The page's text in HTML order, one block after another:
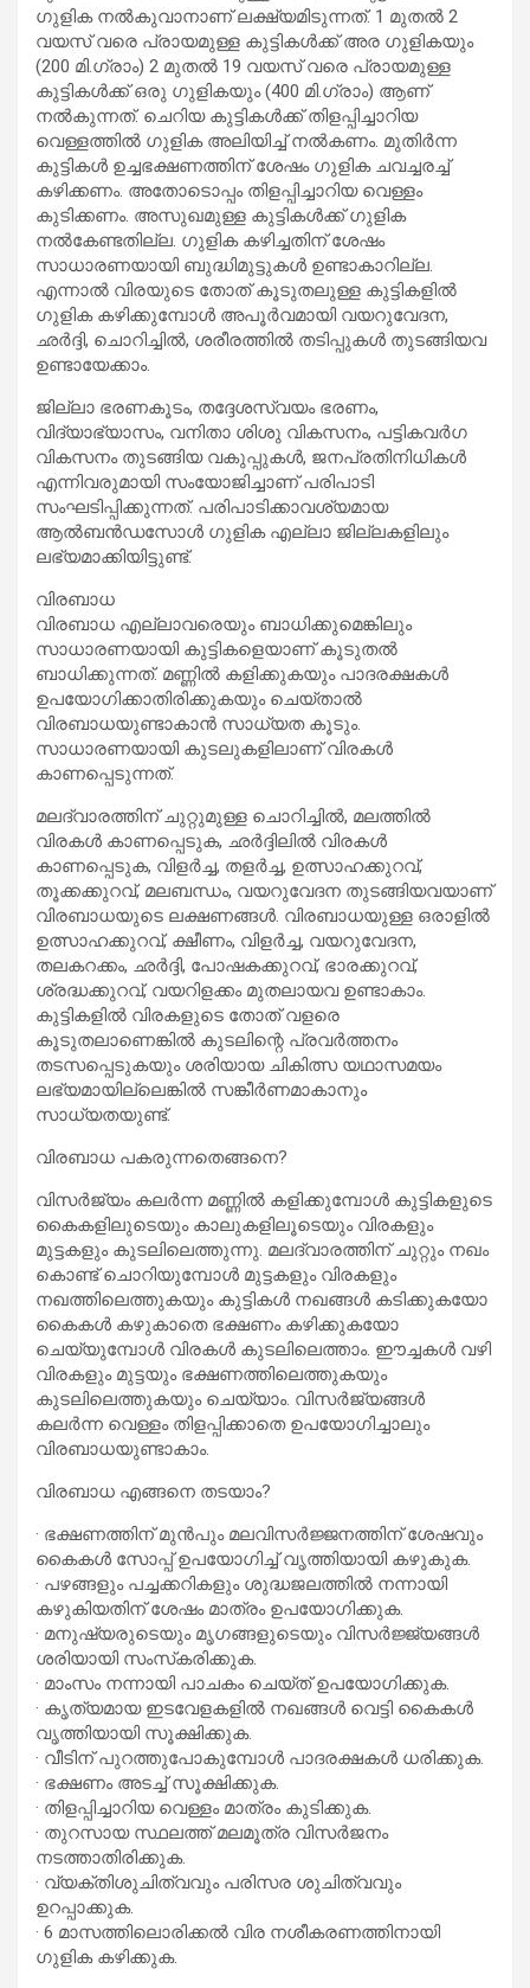
ഗുളിക നല്‍കുവാനാണ് ലക്ഷ്യമിടുന്നത്. 1 മുതല്‍ 2
വയസ് വരെ പ്രായമുള്ള കുട്ടികള്‍ക്ക് അര ഗുളികയും
(200 മി.ഗ്രാം) 2 മുതല്‍ 19 വയസ് വരെ പ്രായമുള്ള
കുട്ടികള്‍ക്ക് ഒരു ഗുളികയും (400 മി.ഗ്രാം) ആണ്
നല്‍കുന്നത്. ചെറിയ കുട്ടികള്‍ക്ക് തിളപ്പിച്ചാറിയ
വെള്ളത്തില്‍ ഗുളിക അലിയിച്ച് നല്‍കണം. മുതിര്‍ന്ന
കുട്ടികള്‍ ഉച്ചഭക്ഷണത്തിന് ശേഷം ഗുളിക ചവച്ചരച്ച്
കഴിക്കണം. അതോടൊപ്പം തിളപ്പിച്ചാറിയ വെള്ളം
കുടിക്കണം. അസുഖമുള്ള കുട്ടികള്‍ക്ക് ഗുളിക
നല്‍കേണ്ടതില്ല. ഗുളിക കഴിച്ചതിന് ശേഷം
സാധാരണയായി ബുദ്ധിമുട്ടുകള്‍ ഉണ്ടാകാറില്ല.
എന്നാല്‍ വിരയുടെ തോത് കൂടുതലുള്ള കുട്ടികളില്‍
ഗുളിക കഴിക്കുമ്പോള്‍ അപൂര്‍വമായി വയറുവേദന,
ഛര്‍ദ്ദി, ചൊറിച്ചില്‍, ശരീരത്തില്‍ തടിപ്പുകള്‍ തുടങ്ങിയവ
ഉണ്ടായേക്കാം.
ജില്ലാ ഭരണകൂടം, തദ്ദേശസ്വയം ഭരണം,
വിദ്യാഭ്യാസം, വനിതാ ശിശു വികസനം, പട്ടികവര്‍ഗ
വികസനം തുടങ്ങിയ വകുപ്പുകള്‍, ജനപ്രതിനിധികള്‍
എന്നിവരുമായി സംയോജിച്ചാണ് പരിപാടി
സംഘടിപ്പിക്കുന്നത്. പരിപാടിക്കാവശ്യമായ
ആല്‍ബന്‍ഡസോള്‍ ഗുളിക എല്ലാ ജില്ലകളിലും
ലഭ്യമാക്കിയിട്ടുണ്ട്.
വിരബാധ
വിരബാധ എല്ലാവരെയും ബാധിക്കുമെങ്കിലും
സാധാരണയായി കുട്ടികളെയാണ് കൂടുതല്‍
ബാധിക്കുന്നത്. മണ്ണില്‍ കളിക്കുകയും പാദരക്ഷകള്‍
ഉപയോഗിക്കാതിരിക്കുകയും ചെയ്താല്‍
വിരബാധയുണ്ടാകാന്‍ സാധ്യത കൂടും.
സാധാരണയായി കുടലുകളിലാണ് വിരകള്‍
കാണപ്പെടുന്നത്.
മലദ്വാരത്തിന് ചുറ്റുമുള്ള ചൊറിച്ചില്‍, മലത്തില്‍
വിരകള്‍ കാണപ്പെടുക, ഛര്‍ദ്ദിലില്‍ വിരകള്‍
കാണപ്പെടുക, വിളര്‍ച്ച, തളര്‍ച്ച, ഉത്സാഹക്കുറവ്,
തൂക്കക്കുറവ്, മലബന്ധം, വയറുവേദന തുടങ്ങിയവയാണ്
വിരബാധയുടെ ലക്ഷണങ്ങള്‍. വിരബാധയുള്ള ഒരാളില്‍
ഉത്സാഹക്കുറവ്, ക്ഷീണം, വിളര്‍ച്ച, വയറുവേദന,
തലകറക്കം, ഛര്‍ദ്ദി, പോഷകക്കുറവ്, ഭാരക്കുറവ്,
ശ്രദ്ധക്കുറവ്, വയറിളക്കം മുതലായവ ഉണ്ടാകാം.
കുട്ടികളില്‍ വിരകളുടെ തോത് വളരെ
കൂടുതലാണെങ്കില്‍ കുടലിന്റെ പ്രവര്‍ത്തനം
തടസപ്പെടുകയും ശരിയായ ചികിത്സ യഥാസമയം
ലഭ്യമായില്ലെങ്കില്‍ സങ്കീര്‍ണമാകാനും
സാധ്യതയുണ്ട്.
വിരബാധ പകരുന്നതെങ്ങനെ?
വിസര്‍ജ്യം കലര്‍ന്ന മണ്ണില്‍ കളിക്കുമ്പോള്‍ കുട്ടികളുടെ
കൈകളിലുടെയും കാലുകളിലൂടെയും വിരകളും
മുട്ടകളും കുടലിലെത്തുന്നു. മലദ്വാരത്തിന് ചുറ്റും നഖം
കൊണ്ട് ചൊറിയുമ്പോള്‍ മുട്ടകളും വിരകളും
നഖത്തിലെത്തുകയും കുട്ടികള്‍ നഖങ്ങള്‍ കടിക്കുകയോ
കൈകള്‍ കഴുകാതെ ഭക്ഷണം കഴിക്കുകയോ
ചെയ്യുമ്പോള്‍ വിരകള്‍ കുടലിലെത്താം. ഈച്ചകള്‍ വഴി
വിരകളും മുട്ടയും ഭക്ഷണത്തിലെത്തുകയും
കുടലിലെത്തുകയും ചെയ്യാം. വിസര്‍ജ്യങ്ങള്‍
കലര്‍ന്ന വെള്ളം തിളപ്പിക്കാതെ ഉപയോഗിച്ചാലും
വിരബാധയുണ്ടാകാം.
വിരബാധ എങ്ങനെ തടയാം?
· ഭക്ഷണത്തിന് മുന്‍പും മലവിസര്‍ജ്ജനത്തിന് ശേഷവും
കൈകള്‍ സോപ്പ് ഉപയോഗിച്ച് വൃത്തിയായി കഴുകുക.
· പഴങ്ങളും പച്ചക്കറികളും ശുദ്ധജലത്തില്‍ നന്നായി
കഴുകിയതിന് ശേഷം മാത്രം ഉപയോഗിക്കുക.
· മനുഷ്യരുടെയും മൃഗങ്ങളുടെയും വിസര്‍ജ്ജ്യങ്ങള്‍
ശരിയായി സംസ്‌കരിക്കുക.
· മാംസം നന്നായി പാചകം ചെയ്ത് ഉപയോഗിക്കുക.
· കൃത്യമായ ഇടവേളകളില്‍ നഖങ്ങള്‍ വെട്ടി കൈകള്‍
വൃത്തിയായി സൂക്ഷിക്കുക.
· വീടിന് പുറത്തുപോകുമ്പോള്‍ പാദരക്ഷകള്‍ ധരിക്കുക.
· ഭക്ഷണം അടച്ച് സൂക്ഷിക്കുക.
· തിളപ്പിച്ചാറിയ വെള്ളം മാത്രം കുടിക്കുക.
· തുറസായ സ്ഥലത്ത് മലമൂത്ര വിസര്‍ജനം
നടത്താതിരിക്കുക.
· വ്യക്തിശുചിത്വവും പരിസര ശുചിത്വവും
ഉറപ്പാക്കുക.
· 6 മാസത്തിലൊരിക്കല്‍ വിര നശീകരണത്തിനായി
ഗുളിക കഴിക്കുക.